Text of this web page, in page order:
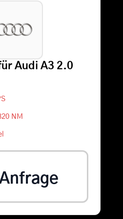
Audi A3 2.0
NM